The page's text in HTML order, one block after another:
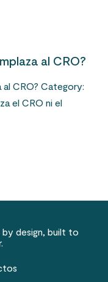
al CRO?
al CRO? Category:
el CRO ni el
by design, built to